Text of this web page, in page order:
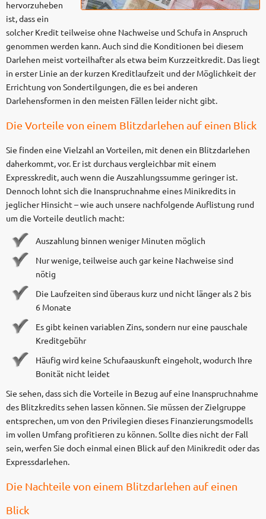
hervorzuheben
ist, dass ein
solcher Kredit teilweise ohne Nachweise und Schufa in Anspruch
genommen werden kann. Auch sind die Konditionen bei diesem
Darlehen meist vorteilhafter als etwa beim Kurzzeitkredit. Das liegt
in erster Linie an der kurzen Kreditlaufzeit und der Möglichkeit der
Errichtung von Sondertilgungen, die es bei anderen
Darlehensformen in den meisten Fällen leider nicht gibt.
Die Vorteile von einem Blitzdarlehen auf einen Blick
Sie finden eine Vielzahl an Vorteilen, mit denen ein Blitzdarlehen
daherkommt, vor. Er ist durchaus vergleichbar mit einem
Expresskredit, auch wenn die Auszahlungssumme geringer ist.
Dennoch lohnt sich die Inanspruchnahme eines Minikredits in
jeglicher Hinsicht – wie auch unsere nachfolgende Auflistung rund
um die Vorteile deutlich macht:
Auszahlung binnen weniger Minuten möglich
Nur wenige, teilweise auch gar keine Nachweise sind
nötig
Die Laufzeiten sind überaus kurz und nicht länger als 2 bis
6 Monate
Es gibt keinen variablen Zins, sondern nur eine pauschale
Kreditgebühr
Häufig wird keine Schufaauskunft eingeholt, wodurch Ihre
Bonität nicht leidet
Sie sehen, dass sich die Vorteile in Bezug auf eine Inanspruchnahme
des Blitzkredits sehen lassen können. Sie müssen der Zielgruppe
entsprechen, um von den Privilegien dieses Finanzierungsmodells
im vollen Umfang profitieren zu können. Sollte dies nicht der Fall
sein, werfen Sie doch einmal einen Blick auf den Minikredit oder das
Expressdarlehen.
Die Nachteile von einem Blitzdarlehen auf einen
Blick